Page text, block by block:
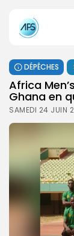
DÉPÊCHES
Africa
Ghana en
SAMEDI 24 JUIN